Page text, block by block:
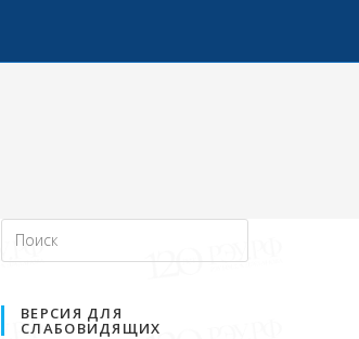
ВЕРСИЯ ДЛЯ
СЛАБОВИДЯЩИХ